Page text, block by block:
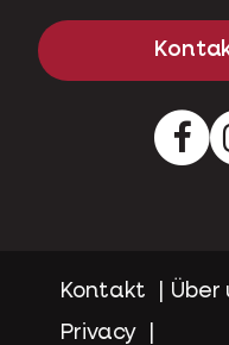
Kontakt Über
Privacy